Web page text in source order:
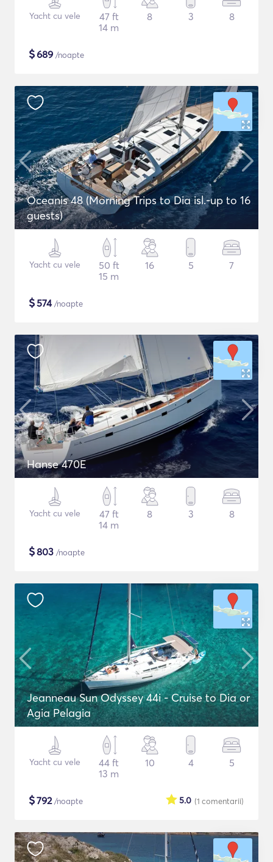
Yacht cu vele
47 ft
14 m
8 3 8
$689 /noapte
Oceanis 48 (Morning Trips to Dia isl.-up to 16
guests)
Yacht cu vele
50 ft
15 m
16 5 7
$574/noapte
Hanse 470E
Yacht cu vele
47 ft
14 m
8 3 8
$803 /noapte
Jeanneau Sun Odyssey 44i - Cruise to Dia or
Agia Pelagia
Yacht cu vele
44 ft
13 m
10 4 5
$792/noapte (1 comentarii)
5.0